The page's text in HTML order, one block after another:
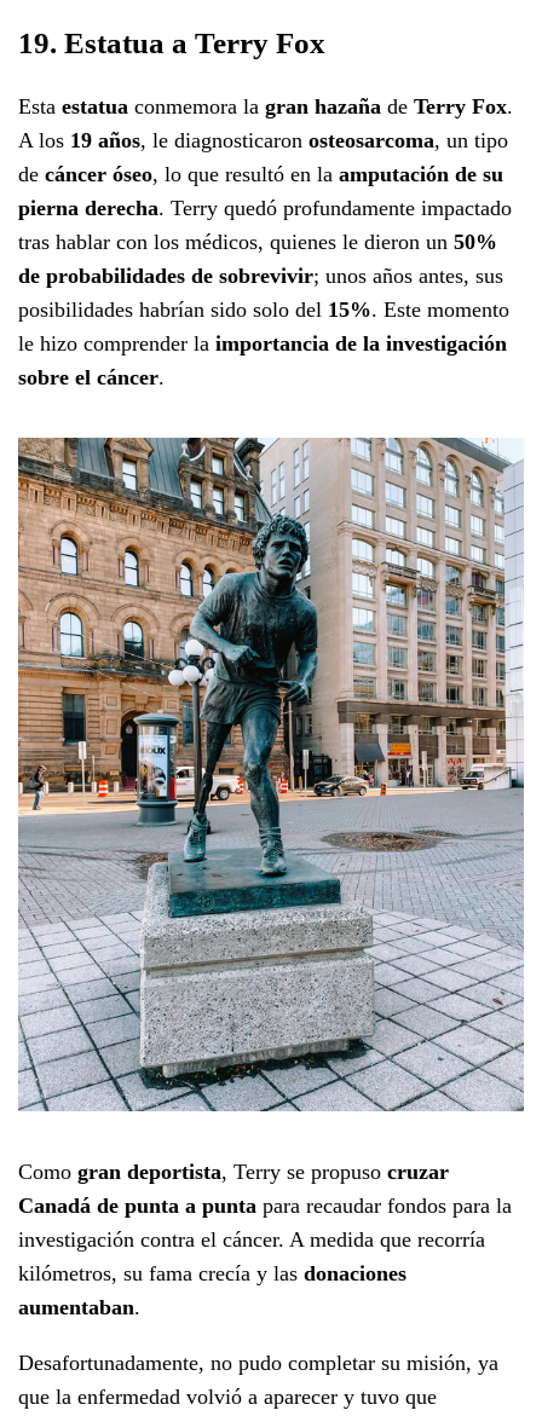
19. Estatua a Terry Fox
Esta estatua conmemora la gran hazaña de Terry Fox.
A los 19 años, le diagnosticaron osteosarcoma, un tipo
de cáncer óseo, lo que resultó en la amputación de su
pierna derecha. Terry quedó profundamente impactado
tras hablar con los médicos, quienes le dieron un 50%
de probabilidades de sobrevivir; unos años antes, sus
posibilidades habrían sido solo del 15%. Este momento
le hizo comprender la importancia de la investigación
sobre el cáncer.
Como gran deportista, Terry se propuso cruzar
Canadá de punta a punta para recaudar fondos para la
investigación contra el cáncer. A medida que recorría
kilómetros, su fama crecía y las donaciones
aumentaban.
Desafortunadamente, no pudo completar su misión, ya
que la enfermedad volvió a aparecer y tuvo que